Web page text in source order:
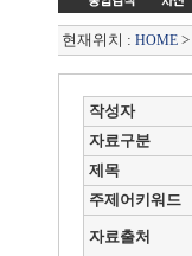
현재위치 : HOME >
작성자
자료구분
제목
주제어키워드
자료출처